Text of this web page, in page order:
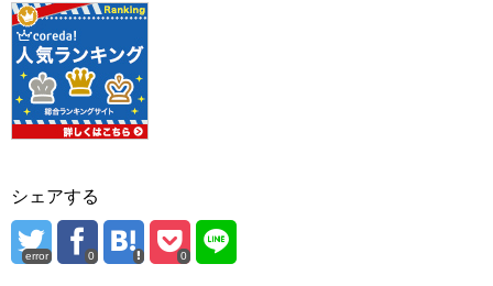
シェアする
error 0 0